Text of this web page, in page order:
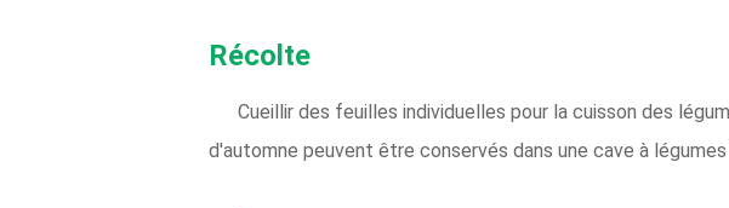
Récolte
Cueillir des feuilles individuelles pour la cuisson des
d'automne peuvent être conservés dans une cave à